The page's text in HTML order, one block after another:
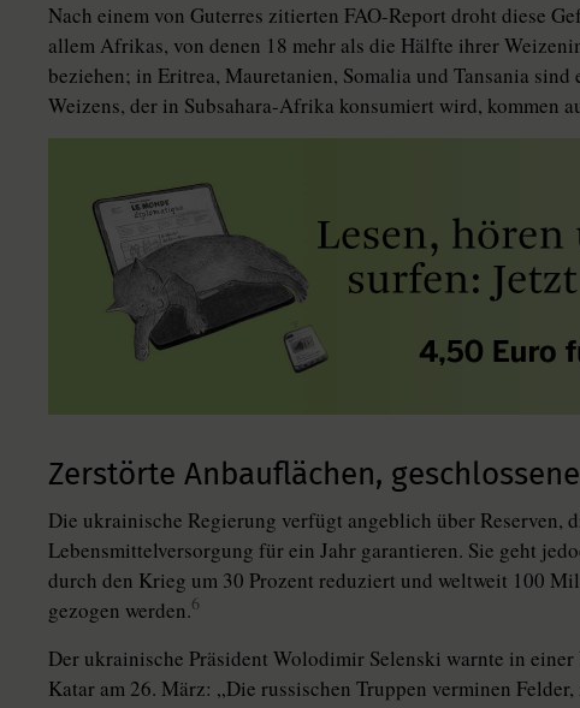
Nach einem von Guterres zitierten FAO-Report droht diese
allem Afrikas, von denen 18 mehr als die Hälfte ihrer
beziehen; in Eritrea, Mauretanien, Somalia und Tansania sind
Weizens, der in Subsahara-Afrika konsumiert wird, kommen
Zerstörte Anbauflächen,
Die ukrainische Regierung verfügt angeblich über Reserven,
Lebensmittelversorgung für ein Jahr garantieren. Sie geht
durch den Krieg um 30 Prozent reduziert und weltweit 100
gezogen werden.6
Der ukrainische Präsident Wolodimir Selenski warnte in
Katar am 26. März: „Die russischen Truppen verminen